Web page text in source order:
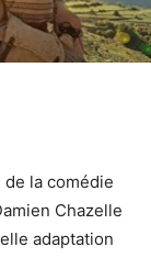
la comédie
Chazelle
adaptation